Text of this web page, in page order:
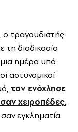
ο τραγουδιστής
διαδικασία
ημέρα υπό
αστυνομικοί
τον ενόχλησε
χειροπέδες,
εγκληματία.